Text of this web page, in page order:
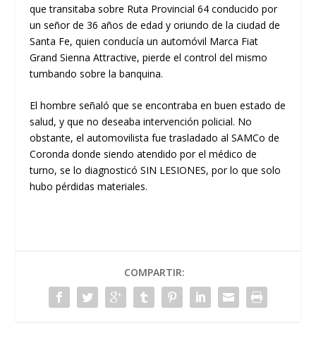
que transitaba sobre Ruta Provincial 64 conducido por
un señor de 36 años de edad y oriundo de la ciudad de
Santa Fe, quien conducía un automóvil Marca Fiat
Grand Sienna Attractive, pierde el control del mismo
tumbando sobre la banquina.
El hombre señaló que se encontraba en buen estado de
salud, y que no deseaba intervención policial. No
obstante, el automovilista fue trasladado al SAMCo de
Coronda donde siendo atendido por el médico de
turno, se lo diagnosticó SIN LESIONES, por lo que solo
hubo pérdidas materiales.
COMPARTIR: